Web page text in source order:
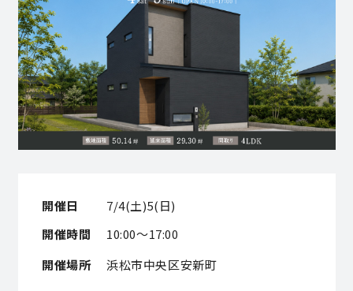
営業時間／10:00～20:00 定休日／年末年始
タップで電話をかける
来店・見学予約
nattokuグループコーポレートサイト
開催日
7/4(土)5(日)
開催時間
10:00～17:00
開催場所
浜松市中央区安新町